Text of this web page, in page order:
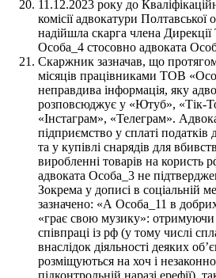
11.12.2023 року до
комісії адвокатури
надійшла скарга члена
Особа_4 стосовно адвоката
Скаржник зазначав, що
місяців працівниками ТОВ
неправдива інформація, яку
розповсюджує у «Ютуб», «Тік-
«Інстаграм», «Телеграм».
підприємство у сплаті податків
та у купівлі снарядів для
виробленні товарів на користь
адвоката Особа_3 не
Зокрема у дописі в соціальній
зазначено: «А Особа_11 в
«грає свою музику»: отримуючи
співпраці із рф (у тому числі
внаслідок діяльності деяких
розміщуються на хоч і
підконтрольній наразі ерефії),